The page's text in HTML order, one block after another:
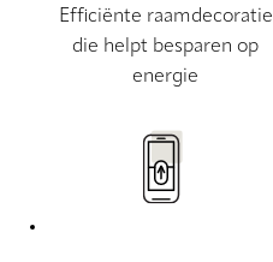
Efficiënte raamdecoratie
die helpt besparen op
energie